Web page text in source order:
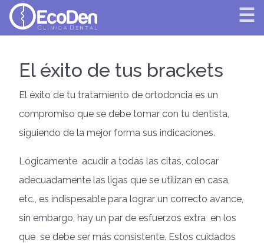
EcoDen
☰
El éxito de tus brackets
El éxito de tu tratamiento de ortodoncia es un
compromiso que se debe tomar con tu dentista,
siguiendo de la mejor forma sus indicaciones.
Lógicamente acudir a todas las citas, colocar
adecuadamente las ligas que se utilizan en casa,
etc., es indispesable para lograr un correcto avance,
sin embargo, hay un par de esfuerzos extra en los
que se debe ser más consistente. Estos cuidados